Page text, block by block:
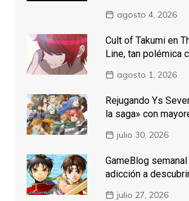
agosto 4, 2026
Cult of Takumi en
Line, tan polémica
agosto 1, 2026
Rejugando Ys
la saga» con
julio 30, 2026
GameBlog
adicción a
julio 27, 2026